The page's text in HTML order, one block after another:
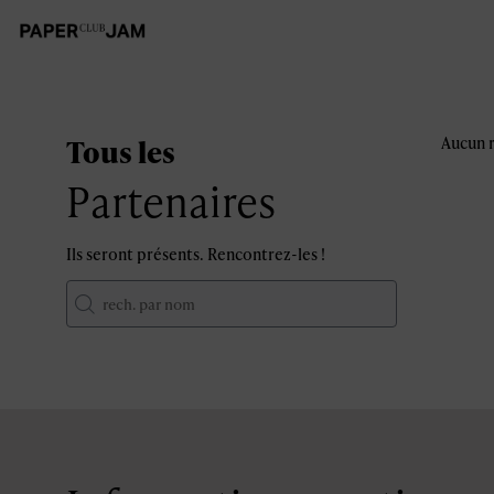
Tous les
Partenaires
Ils seront présents. Rencontrez-les !
Aucun